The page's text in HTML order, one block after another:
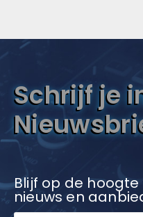
Schrijf je
Blijf op de
nieuws en